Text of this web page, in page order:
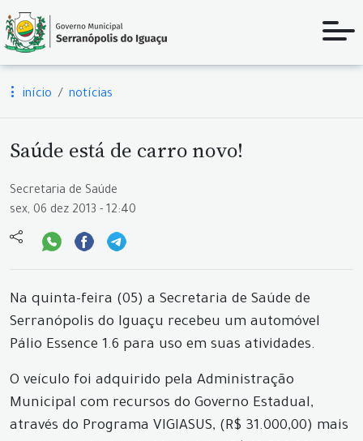
início notícias
Saúde está de carro novo!
Secretaria de Saúde
sex, 06 dez 2013 - 12:40
Na quinta-feira (05) a Secretaria de Saúde de
Serranópolis do Iguaçu recebeu um automóvel
Pálio Essence 1.6 para uso em suas atividades.
O veículo foi adquirido pela Administração
Municipal com recursos do Governo Estadual,
através do Programa VIGIASUS, (R$ 31.000,00) mais